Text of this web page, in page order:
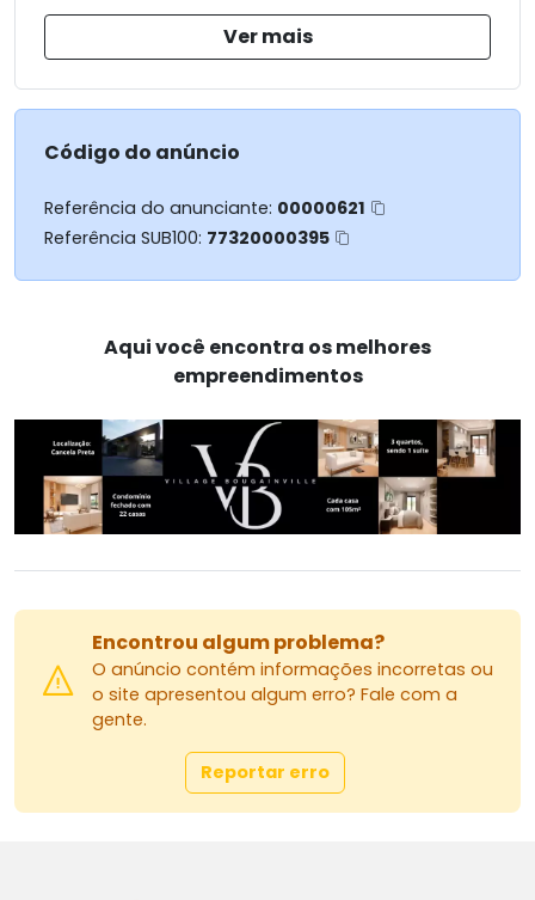
Cozinha planejada
Piscina de adulto
Piscina infantil
1 cisterna de 3.300
2 cisterna de 2.500
354m construída
Ver mais
Código do anúncio
Referência do anunciante: 00000621
Referência SUB100: 77320000395
Aqui você encontra os melhores
empreendimentos
Encontrou algum problema?
O anúncio contém informações incorretas ou
o site apresentou algum erro? Fale com a
gente.
Reportar erro